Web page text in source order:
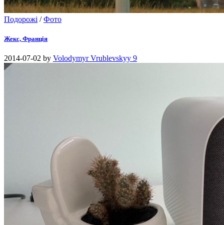
Подорожі /Фото
Жекс, Франція
2014-07-02 by Volodymyr Vrublevskyy 9